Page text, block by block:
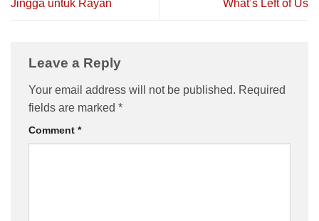
Jingga untuk Rayan What’s Left of Us
Leave a Reply
Your email address will not be published. Required
fields are marked *
Comment *